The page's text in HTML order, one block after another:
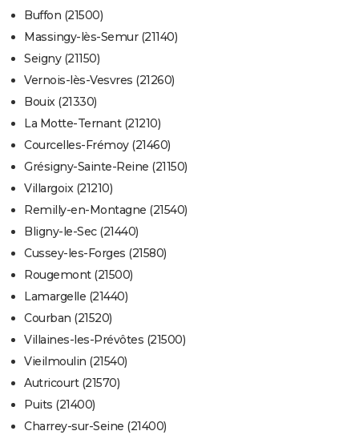
Buffon (21500)
Massingy-lès-Semur (21140)
Seigny (21150)
Vernois-lès-Vesvres (21260)
Bouix (21330)
La Motte-Ternant (21210)
Courcelles-Frémoy (21460)
Grésigny-Sainte-Reine (21150)
Villargoix (21210)
Remilly-en-Montagne (21540)
Bligny-le-Sec (21440)
Cussey-les-Forges (21580)
Rougemont (21500)
Lamargelle (21440)
Courban (21520)
Villaines-les-Prévôtes (21500)
Vieilmoulin (21540)
Autricourt (21570)
Puits (21400)
Charrey-sur-Seine (21400)